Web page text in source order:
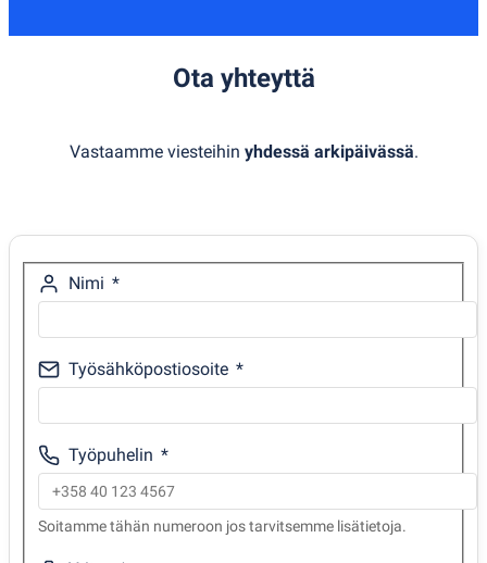
Ota yhteyttä
Vastaamme viesteihin yhdessä arkipäivässä.
Nimi
Työsähköpostiosoite
Työpuhelin
Soitamme tähän numeroon jos tarvitsemme lisätietoja.